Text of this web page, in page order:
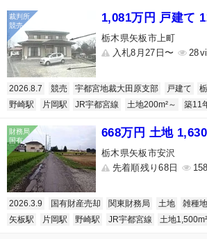
1,081万円 戸建て
栃木県矢板市上町
入札8月27日〜
28
2026.8.7 競売 宇都宮地裁大田原支部 戸建て
野崎駅
片岡駅 JR宇都宮線 土地200m²～ 築11
668万円 土地
栃木県矢板市安沢
先着順残り68日
158
2026.3.9 国有財産売却 関東財務局 土地 雑種地
矢板駅
片岡駅 野崎駅 JR宇都宮線 土地